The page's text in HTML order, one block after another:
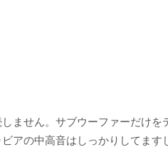
ません。サブウーファーだけを
アの中高音はしっかりしてます